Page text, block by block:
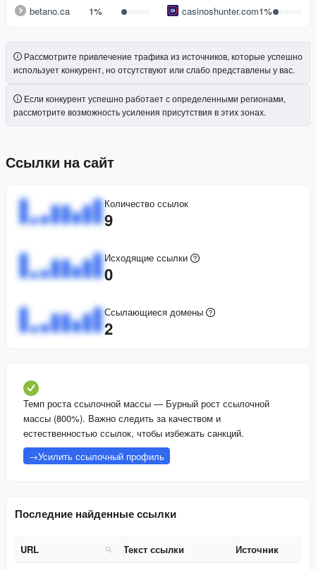
betano.ca
1% casinoshunter.com1%
Рассмотрите привлечение трафика из источников, которые успешно
использует конкурент, но отсутствуют или слабо представлены у вас.
Если конкурент успешно работает с определенными регионами,
рассмотрите возможность усиления присутствия в этих зонах.
Ссылки на сайт
Количество ссылок
9
Исходящие ссылки
0
Ссылающиеся домены
2
Темп роста ссылочной массы — Бурный рост ссылочной
массы (800%). Важно следить за качеством и
естественностью ссылок, чтобы избежать санкций.
→Усилить ссылочный профиль
Последние найденные ссылки
URL Текст ссылки
Источник